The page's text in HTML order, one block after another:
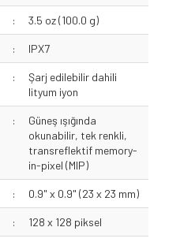
: 3.5 oz (100.0 g)
: IPX7
:
Şarj edilebilir dahili
lityum iyon
:
Güneş ışığında
okunabilir, tek renkli,
transreflektif memory-
in-pixel (MIP)
: 0.9" x 0.9" (23 x 23 mm)
: 128 x 128 piksel